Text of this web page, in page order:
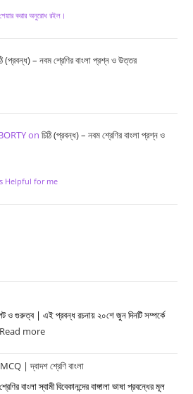
করার অনুরোধ রইল।
(প্রবন্ধ) – নবম শ্রেণির বাংলা প্রশ্ন ও উত্তর
on চিঠি (প্রবন্ধ) – নবম শ্রেণির বাংলা প্রশ্ন ও
Helpful for me
ও গুরুত্ব | এই প্রবন্ধ রচনায় ২০শে জুন দিনটি সম্পর্কে
Read more:
দিবস
|
| দ্বাদশ শ্রেণি বাংলা
বাংলা স্বামী বিবেকানন্দের বাঙ্গালা ভাষা প্রবন্ধের মূল